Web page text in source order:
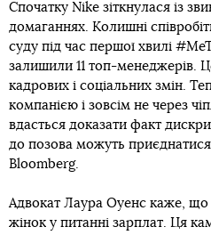
Спочатку Nike зіткнулася із
домаганнях. Колишні
суду під час першої хвилі
залишили 11 топ-менеджерів.
кадрових і соціальних змін.
компанією і зовсім не через
вдасться доказати факт
до позова можуть
Bloomberg.
Адвокат Лаура Оуенс каже, що
жінок у питанні зарплат. Ця